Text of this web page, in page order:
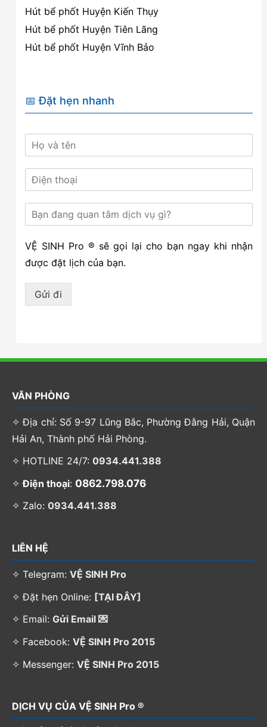
Hút bể phốt Huyện Kiến Thụy
Hút bể phốt Huyện Tiên Lãng
Hút bể phốt Huyện Vĩnh Bảo
📅 Đặt hẹn nhanh
VỆ SINH Pro ® sẽ gọi lại cho bạn ngay khi nhận
được đặt lịch của bạn.
Gửi đi
VĂN PHÒNG
✧ Địa chỉ: Số 9-97 Lũng Bắc, Phường Đằng Hải, Quận
Hải An, Thành phố Hải Phòng.
✧ HOTLINE 24/7: 0934.441.388
✧Điện thoại: 0862.798.076
✧ Zalo: 0934.441.388
LIÊN HỆ
✧ Telegram: VỆ SINH Pro
✧ Đặt hẹn Online: [TẠI ĐÂY]
✧ Email: Gửi Email 💌
✧ Facebook: VỆ SINH Pro 2015
✧ Messenger: VỆ SINH Pro 2015
DỊCH VỤ CỦA VỆ SINH Pro ®